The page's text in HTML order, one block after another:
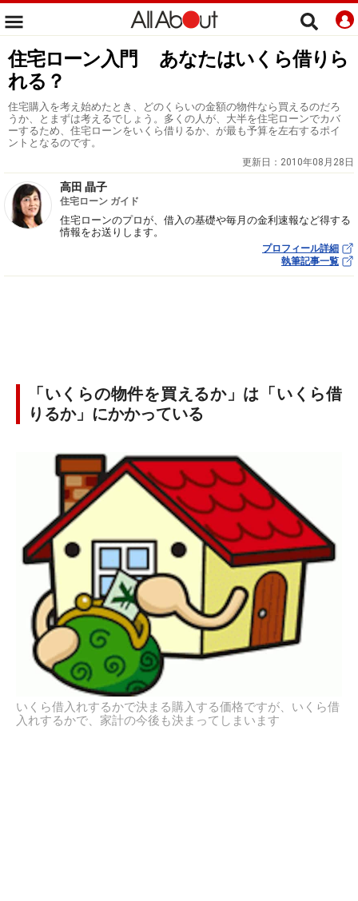
住宅ローン入門 あなたはいくら借りら
れる？
住宅購入を考え始めたとき、どのくらいの金額の物件なら買えるのだろ
うか、とまずは考えるでしょう。多くの人が、大半を住宅ローンでカバ
ーするため、住宅ローンをいくら借りるか、が最も予算を左右するポイ
ントとなるのです。
更新日： 2010年08月28日
高田 晶子
住宅ローン ガイド
住宅ローンのプロが、借入の基礎や毎月の金利速報など得する
情報をお送りします。
プロフィール詳細
執筆記事一覧
「いくらの物件を買えるか」は「いくら借
りるか」にかかっている
いくら借入れするかで決まる購入する価格ですが、いくら借
入れするかで、家計の今後も決まってしまいます